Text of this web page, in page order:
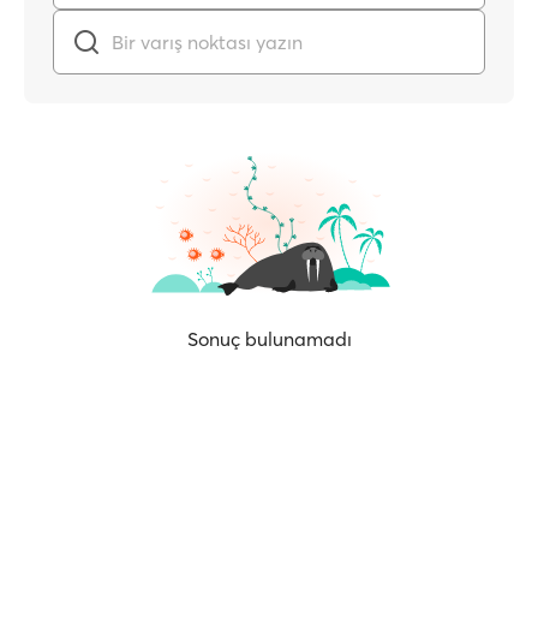
Sonuç bulunamadı